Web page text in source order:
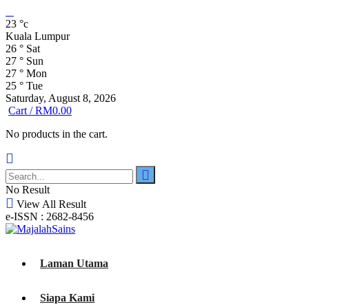
23 °c
Kuala Lumpur
26 ° Sat
27 ° Sun
27 ° Mon
25 ° Tue
Saturday, August 8, 2026
Cart /RM0.00
No products in the cart.
No Result
View All Result
e-ISSN : 2682-8456
Laman Utama
Siapa Kami